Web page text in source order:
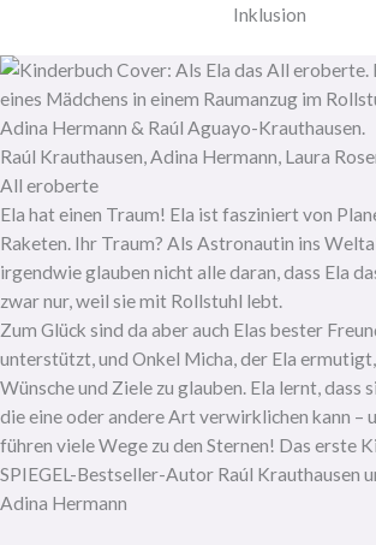
Inklusion
Raúl Krauthausen, Adina Hermann, Laura
All eroberte
Ela hat einen Traum! Ela ist fasziniert von
Raketen. Ihr Traum? Als Astronautin ins
irgendwie glauben nicht alle daran, dass Ela
zwar nur, weil sie mit Rollstuhl lebt.
Zum Glück sind da aber auch Elas bester
unterstützt, und Onkel Micha, der Ela
Wünsche und Ziele zu glauben. Ela lernt, dass
die eine oder andere Art verwirklichen kann –
führen viele Wege zu den Sternen! Das erste
SPIEGEL-Bestseller-Autor Raúl Krauthausen
Adina Hermann